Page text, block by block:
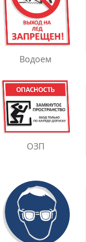
Водоем
ОЗП